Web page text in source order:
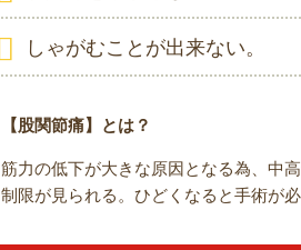
しゃがむことが出来ない。
【股関節痛】とは？
筋力の低下が大きな原因となる為、中
制限が見られる。ひどくなると手術が必